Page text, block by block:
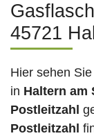
45721
Hier sehen
in Haltern am
Postleitzahl
Postleitzahl